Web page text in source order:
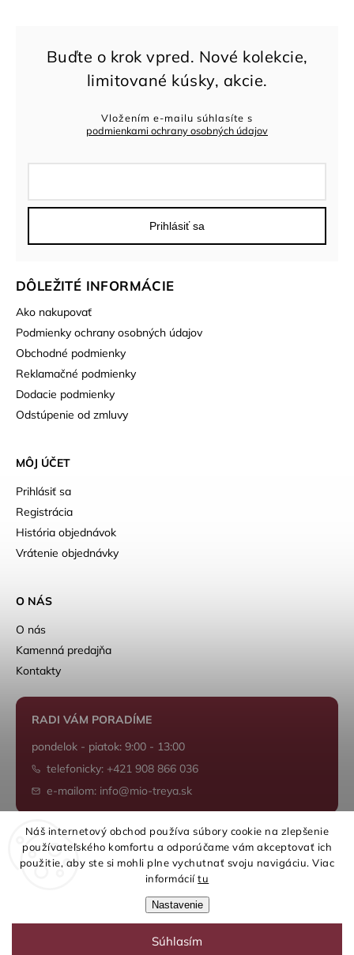
Náš internetový obchod používa súbory cookie na zlepšenie
používateľského komfortu a odporúčame vám akceptovať ich
použitie, aby ste si mohli plne vychutnať svoju navigáciu. Viac
informáciítu
Nastavenie
Súhlasím
DÔLEŽITÉ INFORMÁCIE
Ako nakupovať
Podmienky ochrany osobných údajov
Obchodné podmienky
Reklamačné podmienky
Dodacie podmienky
Odstúpenie od zmluvy
MÔJ ÚČET
Prihlásiť sa
Registrácia
História objednávok
Vrátenie objednávky
Vložením e-mailu súhlasíte s
podmienkami ochrany osobných údajov
Prihlásiť sa
O NÁS
O nás
Kamenná predajňa
Kontakty
RADI VÁM PORADÍME
pondelok - piatok: 9:00 - 13:00
telefonicky: +421 908 866 036
e-mailom: info@mio-treya.sk
Shoptet.sk